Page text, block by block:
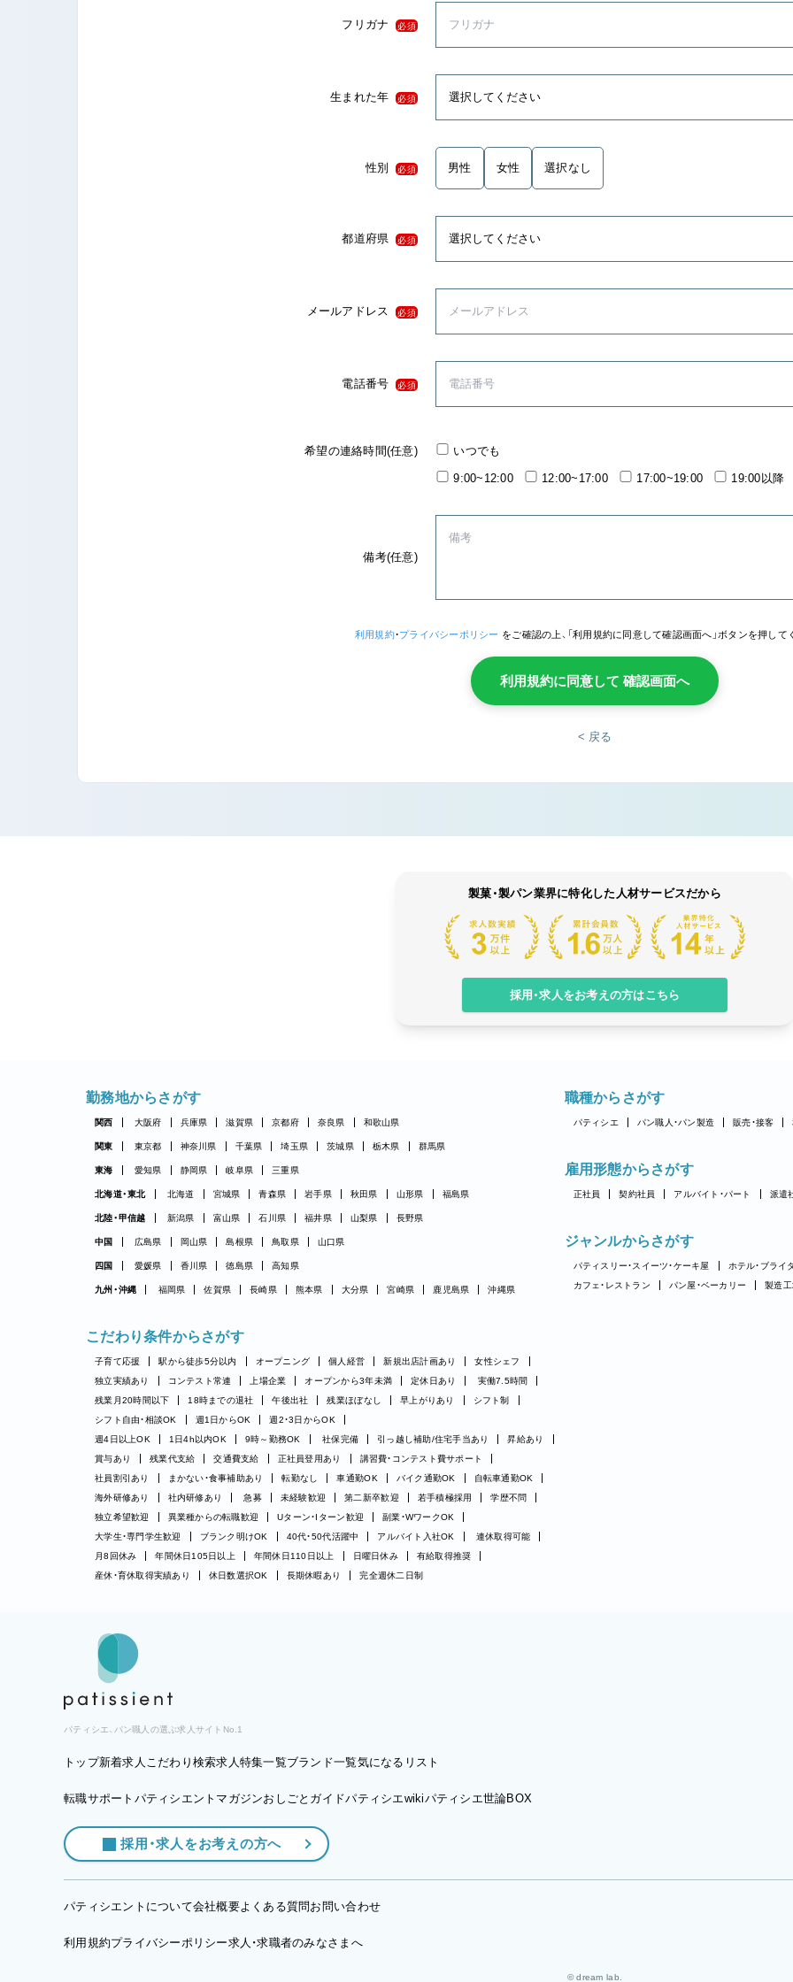
フリガナ 必須
生まれた年 必須
性別 必須 男性 女性 選択なし
都道府県 必須
メールアドレス 必須
電話番号 必須
希望の連絡時間(任意) いつでも
9:00~12:00 12:00~17:00 17:00~19:00 19:00以降
備考(任意)
利用規約・プライバシーポリシー をご確認の上、「利用規約に同意して確認画面へ」ボタンを押して
利用規約に同意して 確認画面へ
< 戻る
製菓・製パン業界に特化した人材サービスだから
採用・求人をお考えの方はこちら
勤務地からさがす
関西 大阪府 兵庫県 滋賀県 京都府 奈良県 和歌山県
関東 東京都 神奈川県 千葉県 埼玉県 茨城県 栃木県 群馬県
東海 愛知県 静岡県 岐阜県 三重県
北海道・東北 北海道 宮城県 青森県 岩手県 秋田県 山形県 福島県
北陸・甲信越 新潟県 富山県 石川県 福井県 山梨県 長野県
中国 広島県 岡山県 島根県 鳥取県 山口県
四国 愛媛県 香川県 徳島県 高知県
九州・沖縄 福岡県 佐賀県 長崎県 熊本県 大分県 宮崎県 鹿児島県 沖縄県
職種からさがす
パティシエ パン職人・パン製造 販売・接客
雇用形態からさがす
正社員 契約社員 アルバイト・パート 派遣
ジャンルからさがす
パティスリー・スイーツ・ケーキ屋 ホテル・ブライ
カフェ・レストラン
パン屋・ベーカリー 製造工
こだわり条件からさがす
子育て応援 駅から徒歩5分以内 オープニング 個人経営 新規出店計画あり
女性シェフ
独立実績あり
コンテスト常連 上場企業 オープンから3年未満 定休日あり
実働7.5時間
残業月20時間以下
18時までの退社 午後出社 残業ほぼなし 早上がりあり
シフト制
シフト自由・相談OK
週1日からOK
週2・3日からOK
週4日以上OK
1日4h以内OK 9時～勤務OK 社保完備 引っ越し補助/住宅手当あり
昇給あり
賞与あり
残業代支給 交通費支給 正社員登用あり
講習費・コンテスト費サポート
社員割引あり
まかない・食事補助あり 転勤なし 車通勤OK バイク通勤OK
自転車通勤OK
海外研修あり
社内研修あり 急募 未経験歓迎 第二新卒歓迎 若手積極採用
学歴不問
独立希望歓迎
異業種からの転職歓迎 Uターン・Iターン歓迎
副業・WワークOK
大学生・専門学生歓迎
ブランク明けOK 40代・50代活躍中 アルバイト入社OK
連休取得可能
月8回休み
年間休日105日以上 年間休日110日以上 日曜日休み
有給取得推奨
産休・育休取得実績あり
休日数選択OK 長期休暇あり 完全週休二日制
パティシエ、パン職人の選ぶ求人サイトNo.1
トップ新着求人 こだわり検索求人特集一覧ブランド一覧気になるリスト
転職サポート パティシエントマガジンおしごとガイドパティシエwikiパティシエ世論BOX
採用・求人をお考えの方へ
パティシエントについて会社概要よくある質問お問い合わせ
利用規約プライバシーポリシー求人・求職者のみなさまへ
© dream lab.